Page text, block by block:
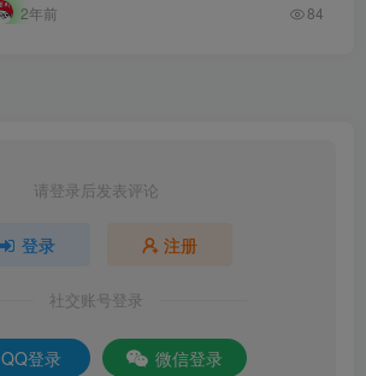
2年前 84
请登录后发表评论
登录 注册
社交账号登录
QQ登录 微信登录